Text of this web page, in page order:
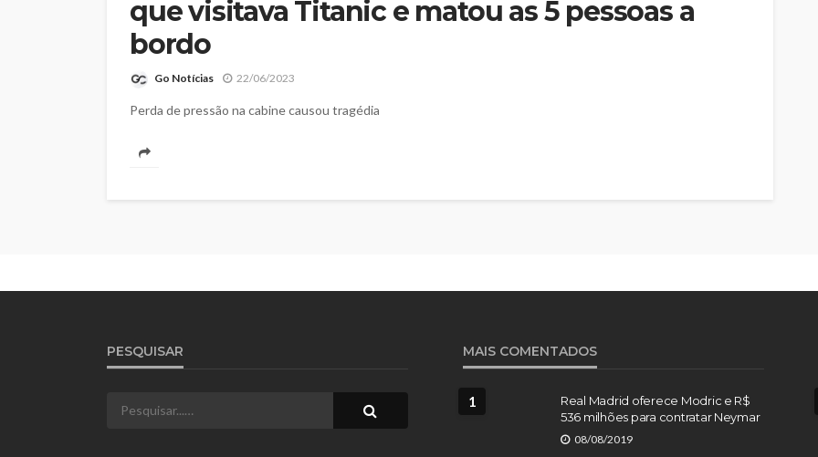
que visitava Titanic e matou as 5 pessoas a
bordo
Go Notícias 22/06/2023
Perda de pressão na cabine causou tragédia
PESQUISAR MAIS COMENTADOS
1
Real Madrid oferece Modric e R$
536 milhões para contratar Neymar
08/08/2019